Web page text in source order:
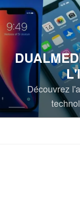
Aller
au
contenu
Découvrez